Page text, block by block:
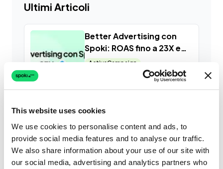
This website uses cookies
We use cookies to personalise content and ads, to
provide social media features and to analyse our traffic.
We also share information about your use of our site with
our social media, advertising and analytics partners who
Ultimi Articoli
Better Advertising con
Spoki: ROAS fino a 23X e
ROI fino a 11X
ActiveCampaign
Agenzie di Comunicazione e
Shopify
Maggio: 5 consigli per il
tuo marketing su
WhatsApp
Leggi di più